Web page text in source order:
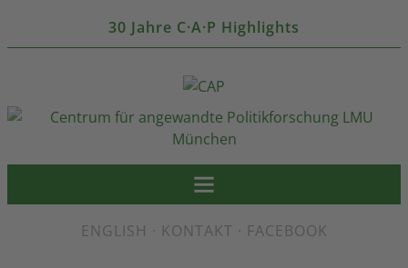
30 Jahre C·A·P Highlights
ENGLISH · KONTAKT · FACEBOOK